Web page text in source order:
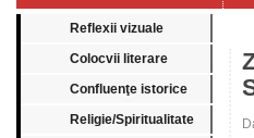
Reflexii vizuale
Colocvii literare
Confluenţe istorice
Religie/Spiritualitate